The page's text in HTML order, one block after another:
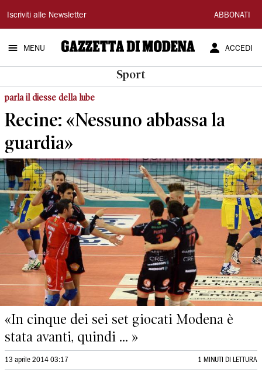
Gazzetta
di
Modena
Iscriviti alle Newsletter ABBONATI
MENU ACCEDI
Sport
parla il diesse della lube
Recine: «Nessuno abbassa la
guardia»
«In cinque dei sei set giocati Modena è
stata avanti, quindi ... »
13 aprile 2014 03:17 1 MINUTI DI LETTURA